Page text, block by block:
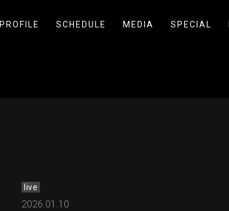
PROFILE SCHEDULE MEDIA SPECIAL
live
2026.01.10